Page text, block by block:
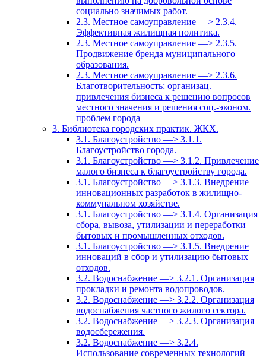
социально значимых работ.
2.3. Местное самоуправление —> 2.3.4.
Эффективная жилищная политика.
2.3. Местное самоуправление —> 2.3.5.
Продвижение бренда муниципального
образования.
2.3. Местное самоуправление —> 2.3.6.
Благотворительность: организац.
привлечения бизнеса к решению вопросов
местного значения и решения соц.-эконом.
проблем города
3. Библиотека городских практик. ЖКХ.
3.1. Благоустройство —> 3.1.1.
Благоустройство города.
3.1. Благоустройство —> 3.1.2. Привлечение
малого бизнеса к благоустройству города.
3.1. Благоустройство —> 3.1.3. Внедрение
инновационных разработок в жилищно-
коммунальном хозяйстве.
3.1. Благоустройство —> 3.1.4. Организация
сбора, вывоза, утилизации и переработки
бытовых и промышленных отходов.
3.1. Благоустройство —> 3.1.5. Внедрение
инноваций в сбор и утилизацию бытовых
отходов.
3.2. Водоснабжение —> 3.2.1. Организация
прокладки и ремонта водопроводов.
3.2. Водоснабжение —> 3.2.2. Организация
водоснабжения частного жилого сектора.
3.2. Водоснабжение —> 3.2.3. Организация
водосбережения.
3.2. Водоснабжение —> 3.2.4.
Использование современных технологий